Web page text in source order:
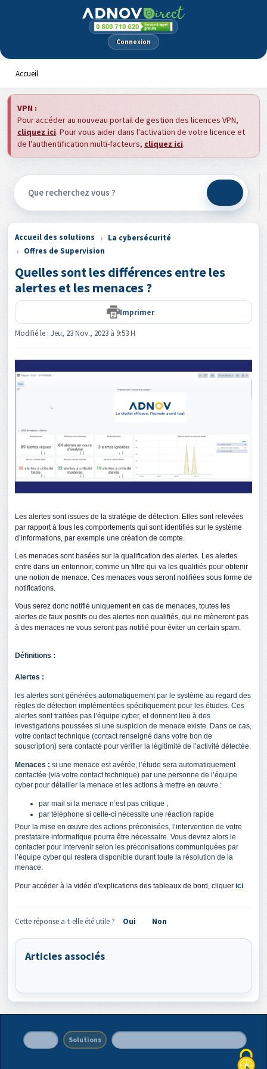
Panneau de gestion des cookies
Connexion
Accueil
VPN :
Pour accéder au nouveau portail de gestion des licences VPN,
cliquez ici. Pour vous aider dans l'activation de votre licence et
de l'authentification multi-facteurs, cliquez ici.
Accueil des solutions
La cybersécurité
Offres de Supervision
Quelles sont les différences entre les
alertes et les menaces ?
Imprimer
Modifié le : Jeu, 23 Nov., 2023 à 9:53 H
Les alertes sont issues de la stratégie de détection. Elles sont relevées
par rapport à tous les comportements qui sont identifiés sur le système
d’informations, par exemple une création de compte.
Les menaces sont basées sur la qualification des alertes. Les alertes
entre dans un entonnoir, comme un filtre qui va les qualifiés pour obtenir
une notion de menace. Ces menaces vous seront notifiées sous forme de
notifications.
Vous serez donc notifié uniquement en cas de menaces, toutes les
alertes de faux positifs ou des alertes non qualifiés, qui ne mèneront pas
à des menaces ne vous seront pas notifié pour éviter un certain spam.
Définitions :
Alertes :
les alertes sont générées automatiquement par le système au regard des
règles de détection implémentées spécifiquement pour les études. Ces
alertes sont traitées pas l’équipe cyber, et donnent lieu à des
investigations poussées si une suspicion de menace existe. Dans ce cas,
votre contact technique (contact renseigné dans votre bon de
souscription) sera contacté pour vérifier la légitimité de l’activité détectée.
Menaces : si une menace est avérée, l’étude sera automatiquement
contactée (via votre contact technique) par une personne de l’équipe
cyber pour détailler la menace et les actions à mettre en œuvre :
par mail si la menace n’est pas critique ;
par téléphone si celle-ci nécessite une réaction rapide
Pour la mise en œuvre des actions préconisées, l’intervention de votre
prestataire informatique pourra être nécessaire. Vous devrez alors le
contacter pour intervenir selon les préconisations communiquées par
l’équipe cyber qui restera disponible durant toute la résolution de la
menace.
Pour accéder à la vidéo d'explications des tableaux de bord, cliquer ici.
Cette réponse a-t-elle été utile ? Oui Non
Articles associés
Solutions